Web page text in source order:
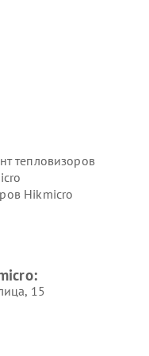
тепловизоров
Hikmicro
15